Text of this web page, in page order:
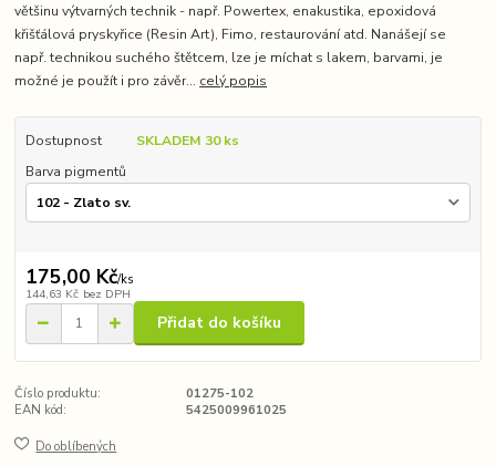
většinu výtvarných technik - např. Powertex, enakustika, epoxidová
křišťálová pryskyřice (Resin Art), Fimo, restaurování atd. Nanášejí se
např. technikou suchého štětcem, lze je míchat s lakem, barvami, je
možné je použít i pro závěr... celý popis
Dostupnost
SKLADEM 30 ks
Barva pigmentů
175,00 Kč/ks
144,63 Kč bez DPH
Přidat do košíku
Číslo produktu:
01275-102
EAN kód:
5425009961025
Do oblíbených